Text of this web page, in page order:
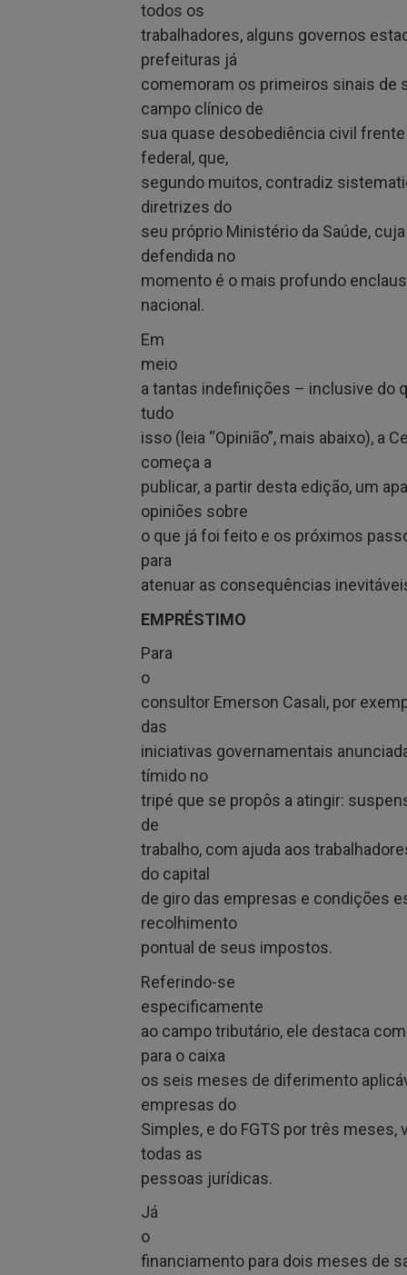
todos os
trabalhadores, alguns governos
prefeituras já
comemoram os primeiros sinais de
campo clínico de
sua quase desobediência civil
federal, que,
segundo muitos, contradiz
diretrizes do
seu próprio Ministério da Saúde,
defendida no
momento é o mais profundo
nacional.
Em
meio
a tantas indefinições – inclusive do
tudo
isso (leia “Opinião”, mais abaixo), a
começa a
publicar, a partir desta edição, um
opiniões sobre
o que já foi feito e os próximos
para
atenuar as consequências
EMPRÉSTIMO
Para
o
consultor Emerson Casali, por
das
iniciativas governamentais
tímido no
tripé que se propôs a atingir:
de
trabalho, com ajuda aos
do capital
de giro das empresas e condições
recolhimento
pontual de seus impostos.
Referindo-se
especificamente
ao campo tributário, ele destaca
para o caixa
os seis meses de diferimento
empresas do
Simples, e do FGTS por três meses,
todas as
pessoas jurídicas.
Já
o
financiamento para dois meses de